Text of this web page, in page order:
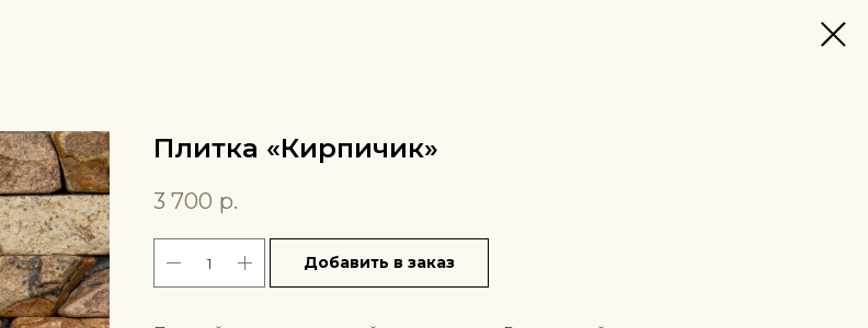
Плитка «Кирпичик»
3 700 р.
Добавить в заказ